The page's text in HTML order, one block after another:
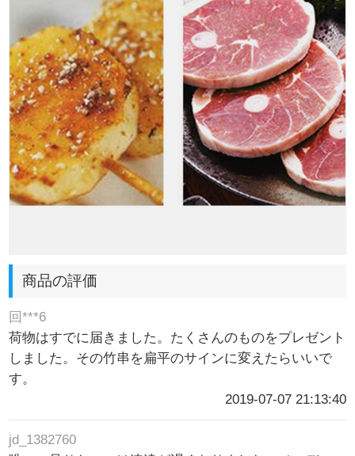
商品の評価
回***6
荷物はすでに届きました。たくさんのものをプレゼント
しました。その竹串を扁平のサインに変えたらいいで
す。
2019-07-07 21:13:40
jd_1382760